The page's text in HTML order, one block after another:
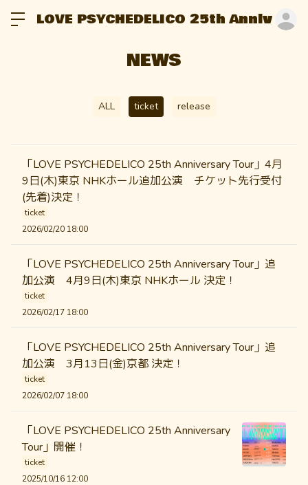
LOVE PSYCHEDELICO 25th
NEWS
ALL ticket release
「LOVE PSYCHEDELICO 25th Anniversary Tour」4月
9日(木)東京 NHKホール追加公演 チケット先行受付
(先着)決定！
ticket
2026/02/20 18:00
「LOVE PSYCHEDELICO 25th Anniversary Tour」追
加公演 4月9日(木)東京 NHKホール 決定！
ticket
2026/02/17 18:00
「LOVE PSYCHEDELICO 25th Anniversary Tour」追
加公演 3月13日(金)京都 決定！
ticket
2026/02/07 18:00
「LOVE PSYCHEDELICO 25th Anniversary
Tour」開催！
ticket
2025/10/16 12:00